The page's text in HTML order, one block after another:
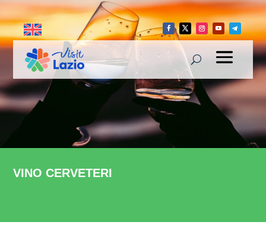
VINO CERVETERI